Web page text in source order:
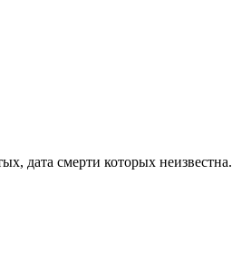
дата смерти которых неизвестна.